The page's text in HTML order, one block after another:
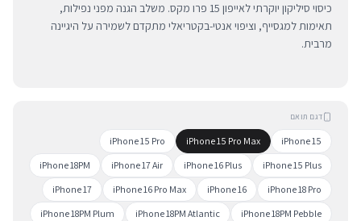
כיסוי סיליקון יוקרתי לאייפון 15 פרו מקס. משלב הגנה מפני נפילות,
תאימות למגסייף, וציפוי אנטי-בקטריאלי מתקדם לשמירה על היגיינה
מרבית.
דגם תואם
iPhone 15
iPhone 15 Pro Max
iPhone 15 Pro
iPhone 15 Plus
iPhone 16 Plus
iPhone 17 Air
iPhone 18PM
iPhone 18 Pro
iPhone 16
iPhone 16 Pro Max
iPhone 17
iPhone 18PM Pebble
iPhone 18PM Atlantic
iPhone 18PM Plum